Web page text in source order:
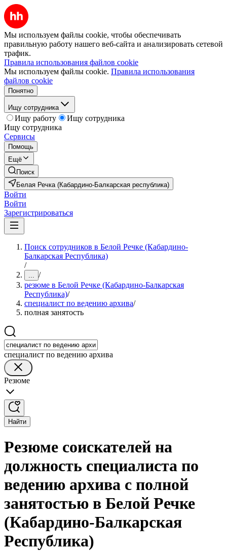
Мы используем файлы cookie, чтобы обеспечивать
правильную работу нашего веб-сайта и анализировать сетевой
трафик.
Правила использования файлов cookie
Мы используем файлы cookie. Правила использования
файлов cookie
Понятно
Ищу сотрудника
Ищу работу
Ищу сотрудника
Ищу сотрудника
Сервисы
Помощь
Ещё
Поиск
Белая Речка (Кабардино-Балкарская республика)
Войти
Войти
Зарегистрироваться
Поиск сотрудников в Белой Речке (Кабардино-
Балкарская Республика)
/
... /
резюме в Белой Речке (Кабардино-Балкарская
Республика)/
специалист по ведению архива/
полная занятость
специалист по ведению архива
Резюме
Найти
Резюме соискателей на
должность специалиста по
ведению архива с полной
занятостью в Белой Речке
(Кабардино-Балкарская
Республика)